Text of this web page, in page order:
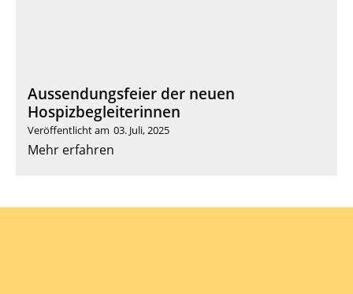
Aussendungsfeier der neuen
Hospizbegleiterinnen
Veröffentlicht am 03. Juli, 2025
Mehr erfahren